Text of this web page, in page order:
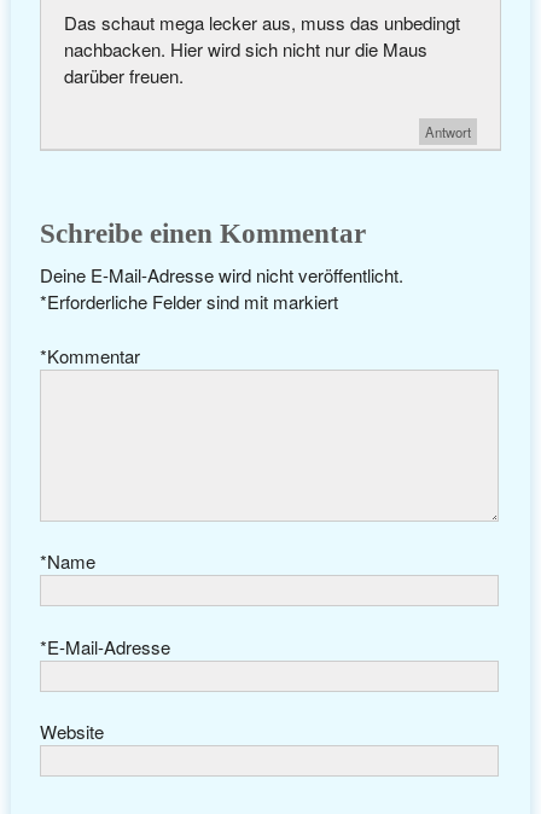
Das schaut mega lecker aus, muss das unbedingt
nachbacken. Hier wird sich nicht nur die Maus
darüber freuen.
Antwort
Schreibe einen Kommentar
Deine E-Mail-Adresse wird nicht veröffentlicht.
Erforderliche Felder sind mit
* markiert
Kommentar
*
Name
*
E-Mail-Adresse
*
Website